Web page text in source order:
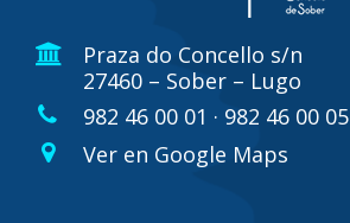
Praza do Concello s/n
27460 – Sober – Lugo
982 46 00 01 · 982 46 00 05
Ver en Google Maps